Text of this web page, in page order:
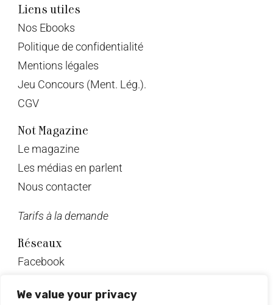
We value your privacy
Liens utiles
Nos Ebooks
Politique de confidentialité
Mentions légales
Jeu Concours (Ment. Lég.).
CGV
Not Magazine
Le magazine
Les médias en parlent
Nous contacter
Tarifs à la demande
Réseaux
Facebook
Instagram